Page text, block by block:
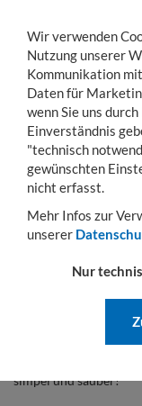
Toggle
navigation
MENÜ
Sie sind hier: Umwelt
Wert-
simpel und sauber!
Wir verwenden
Nutzung unserer
Kommunikation
Daten für
wenn Sie uns
Einverständnis
"technisch
gewünschten
nicht erfasst.
Mehr Infos zur
unserer
Nur